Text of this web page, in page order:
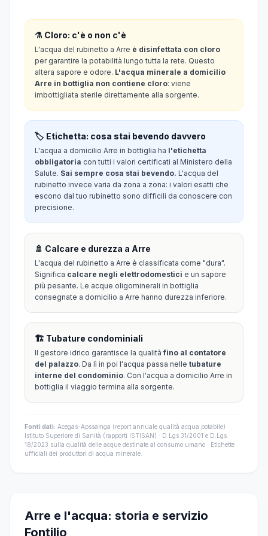
⚗️ Cloro: c'è o non c'è
L'acqua del rubinetto a Arre è disinfettata con cloro
per garantire la potabilità lungo tutta la rete. Questo
altera sapore e odore. L'acqua minerale a domicilio
Arre in bottiglia non contiene cloro: viene
imbottigliata sterile direttamente alla sorgente.
🏷️ Etichetta: cosa stai bevendo davvero
L'acqua a domicilio Arre in bottiglia ha l'etichetta
obbligatoria con tutti i valori certificati al Ministero della
Salute. Sai sempre cosa stai bevendo. L'acqua del
rubinetto invece varia da zona a zona: i valori esatti che
escono dal tuo rubinetto sono difficili da conoscere con
precisione.
🚿 Calcare e durezza a Arre
L'acqua del rubinetto a Arre è classificata come "dura".
Significa calcare negli elettrodomestici e un sapore
più pesante. Le acque oligominerali in bottiglia
consegnate a domicilio a Arre hanno durezza inferiore.
🏗️ Tubature condominiali
Il gestore idrico garantisce la qualitàfino al contatore
del palazzo. Da lì in poi l'acqua passa nelle tubature
interne del condominio. Con l'acqua a domicilio Arre in
bottiglia il viaggio termina alla sorgente.
Fonti dati: Acegas-Apssamga (report annuale qualità acqua potabile) ·
Istituto Superiore di Sanità (rapporti ISTISAN) · D.Lgs 31/2001 e D.Lgs
18/2023 sulla qualità delle acque destinate al consumo umano · Etichette
ufficiali dei produttori di acqua minerale.
Arre e l'acqua: storia e servizio
Fontilio